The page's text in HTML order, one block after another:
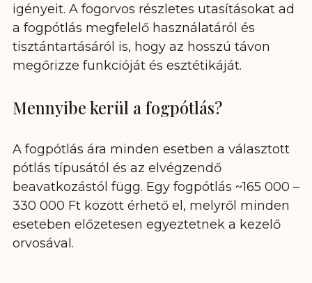
igényeit. A fogorvos részletes utasításokat ad
a fogpótlás megfelelő használatáról és
tisztántartásáról is, hogy az hosszú távon
megőrizze funkcióját és esztétikáját.
Mennyibe kerül a fogpótlás?
A fogpótlás ára minden esetben a választott
pótlás típusától és az elvégzendő
beavatkozástól függ. Egy fogpótlás ~165 000 –
330 000 Ft között érhető el, melyről minden
eseteben előzetesen egyeztetnek a kezelő
orvosával.